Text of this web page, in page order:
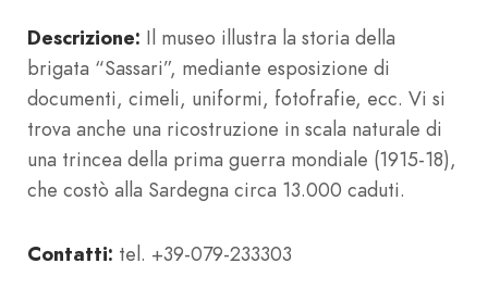
Descrizione: Il museo illustra la storia della
brigata “Sassari”, mediante esposizione di
documenti, cimeli, uniformi, fotofrafie, ecc. Vi si
trova anche una ricostruzione in scala naturale di
una trincea della prima guerra mondiale (1915-18),
che costò alla Sardegna circa 13.000 caduti.
Contatti: tel. +39-079-233303